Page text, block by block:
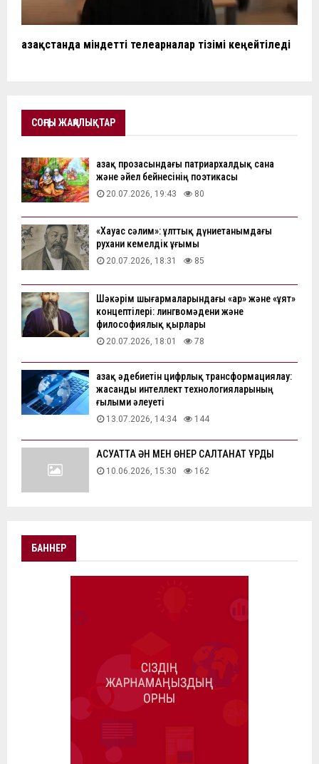
Қазақстанда міндетті телеарналар тізімі кеңейтіледі
СОҢҒЫ ЖАҢАЛЫҚТАР
Қазақ прозасындағы патриархалдық сана
және әйел бейнесінің поэтикасы
20.07.2026, 19:43 80
«Хауас сәлим»: ұлттық дүниетанымдағы
рухани кемелдік ұғымы
20.07.2026, 18:31 85
Шәкәрім шығармаларындағы «ар» және «ұят»
концептілері: лингвомәдени және
философиялық қырлары
20.07.2026, 18:01 78
Қазақ әдебиетін цифрлық трансформациялау:
жасанды интеллект технологияларының
ғылыми әлеуеті
13.07.2026, 14:34 144
АҚСУАТТА ӘН МЕН ӨНЕР САЛТАНАТ ҚҰРДЫ
10.06.2026, 15:30 162
БАННЕР